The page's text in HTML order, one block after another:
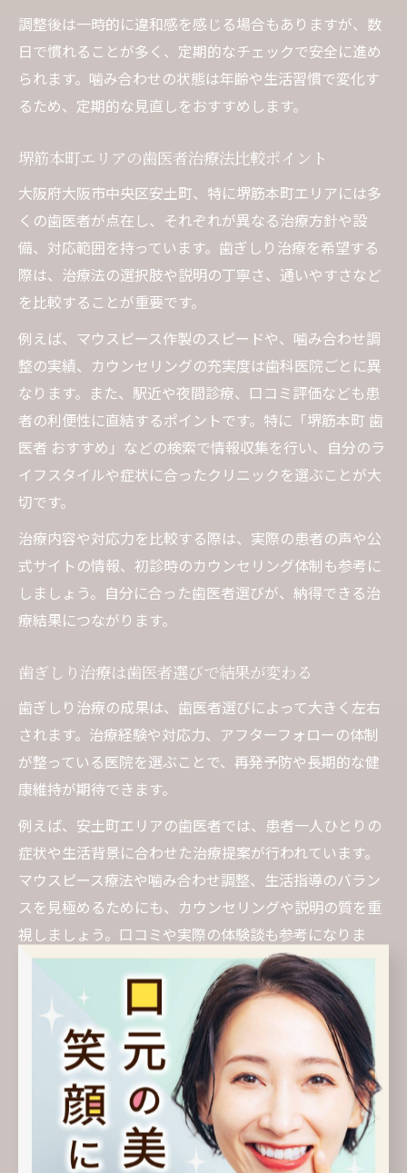
調整後は一時的に違和感を感じる場合もありますが、数
日で慣れることが多く、定期的なチェックで安全に進め
られます。噛み合わせの状態は年齢や生活習慣で変化す
るため、定期的な見直しをおすすめします。
堺筋本町エリアの歯医者治療法比較ポイント
大阪府大阪市中央区安土町、特に堺筋本町エリアには多
くの歯医者が点在し、それぞれが異なる治療方針や設
備、対応範囲を持っています。歯ぎしり治療を希望する
際は、治療法の選択肢や説明の丁寧さ、通いやすさなど
を比較することが重要です。
例えば、マウスピース作製のスピードや、噛み合わせ調
整の実績、カウンセリングの充実度は歯科医院ごとに異
なります。また、駅近や夜間診療、口コミ評価なども患
者の利便性に直結するポイントです。特に「堺筋本町 歯
医者 おすすめ」などの検索で情報収集を行い、自分のラ
イフスタイルや症状に合ったクリニックを選ぶことが大
切です。
治療内容や対応力を比較する際は、実際の患者の声や公
式サイトの情報、初診時のカウンセリング体制も参考に
しましょう。自分に合った歯医者選びが、納得できる治
療結果につながります。
歯ぎしり治療は歯医者選びで結果が変わる
歯ぎしり治療の成果は、歯医者選びによって大きく左右
されます。治療経験や対応力、アフターフォローの体制
が整っている医院を選ぶことで、再発予防や長期的な健
康維持が期待できます。
例えば、安土町エリアの歯医者では、患者一人ひとりの
症状や生活背景に合わせた治療提案が行われています。
マウスピース療法や噛み合わせ調整、生活指導のバラン
スを見極めるためにも、カウンセリングや説明の質を重
視しましょう。口コミや実際の体験談も参考になりま
す。
「治療を受けてから歯ぎしりが改善した」「丁寧なフォ
ローで安心して通院できた」など、成功事例が多い医院
を選ぶことで通院のモチベーションも維持しやすくなり
ます。歯医者選びは、治療成功の第一歩です。
歯医者の丁寧な説明で歯ぎしり改